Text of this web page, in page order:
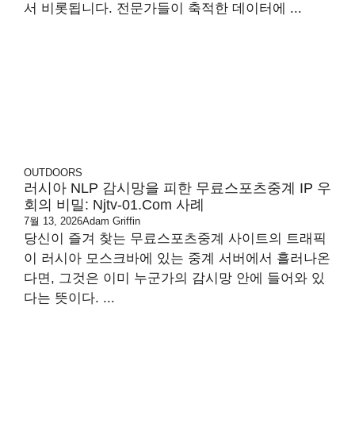
서 비롯됩니다. 전문가들이 축적한 데이터에 ...
OUTDOORS
러시아 NLP 감시망을 피한 무료스포츠중계 IP 우
회의 비밀: Njtv-01.com 사례
7월 13, 2026Adam Griffin
당신이 즐겨 찾는 무료스포츠중계 사이트의 트래픽
이 러시아 모스크바에 있는 중계 서버에서 흘러나온
다면, 그것은 이미 누군가의 감시망 안에 들어와 있
다는 뜻이다. ...